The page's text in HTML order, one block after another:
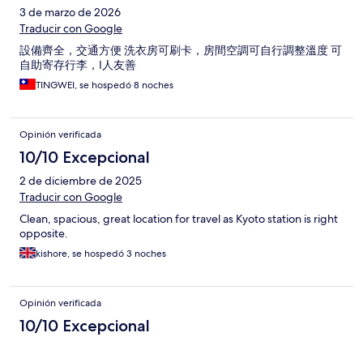
3 de marzo de 2026
Traducir con Google
設備齊全，交通方便 洗衣房可刷卡，房間空調可自行調整溫度 可
自助寄存行李，I人友善
TINGWEI, se hospedó 8 noches
Opinión verificada
10/10 Excepcional
2 de diciembre de 2025
Traducir con Google
Clean, spacious, great location for travel as Kyoto station is right
opposite.
kishore, se hospedó 3 noches
Opinión verificada
10/10 Excepcional